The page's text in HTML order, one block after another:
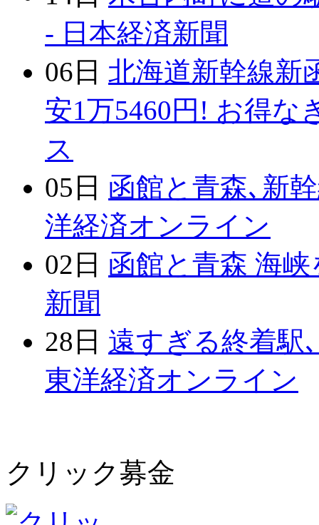
- 日本経済新聞
06日 北海道新幹線新
安1万5460円! お得な
ス
05日 函館と青森､新
洋経済オンライン
02日 函館と青森 海
新聞
28日 遠すぎる終着駅
東洋経済オンライン
クリック募金